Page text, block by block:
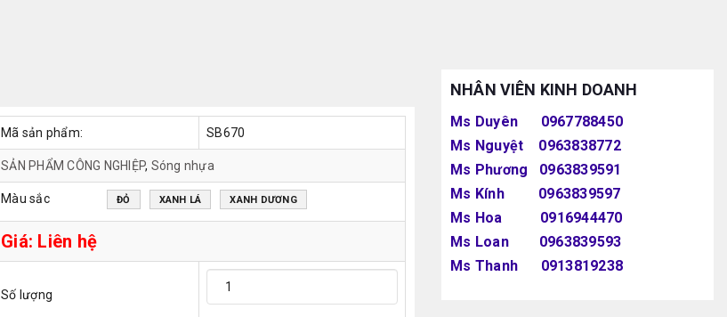
Mã sản phẩm: SB670
SẢN PHẨM CÔNG NGHIỆP, Sóng nhựa
Màu sắc ĐỎ XANH LÁ XANH DƯƠNG
Giá: Liên hệ
Số lượng
NHÂN VIÊN KINH DOANH
Ms Duyên 0967788450
Ms Nguyệt 0963838772
Ms Phương 0963839591
Ms Kính 0963839597
Ms Hoa 0916944470
Ms Loan 0963839593
Ms Thanh 0913819238